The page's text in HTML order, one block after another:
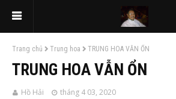
Trang chủ Trung hoa TRUNG HOA VẪN ỔN
TRUNG HOA VẪN ỔN
Hồ Hải tháng 4 03, 2020